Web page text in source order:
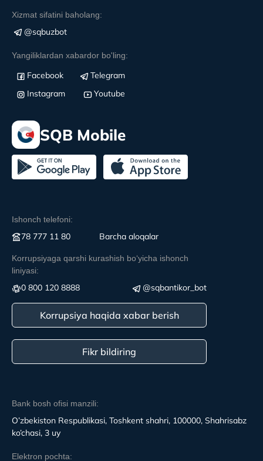
Bank bosh ofisi manzili:
O’zbekiston Respublikasi, Toshkent shahri, 100000, Shahrisabz
ko’chasi, 3 uy
Elektron pochta:
Xizmat sifatini baholang:
@sqbuzbot
Yangiliklardan xabardor bo'ling:
Facebook
Telegram
Instagram
Youtube
SQB Mobile
Ishonch telefoni:
78 777 11 80 Вarcha aloqalar
Korrupsiyaga qarshi kurashish boʻyicha ishonch
liniyasi:
0 800 120 8888 @sqbantikor_bot
Korrupsiya haqida xabar berish
Fikr bildiring